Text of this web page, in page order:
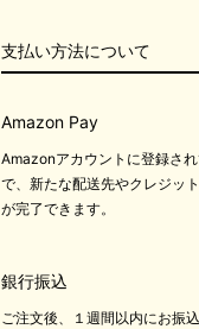
支払い方法について
Amazon Pay
Amazonアカウントに登録さ
で、新たな配送先やクレジッ
が完了できます。
銀行振込
ご注文後、１週間以内にお振